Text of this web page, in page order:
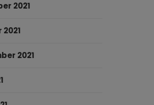
2021
2021